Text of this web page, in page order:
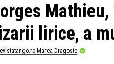
Mathieu,
lirice, a
Marea Dragoste